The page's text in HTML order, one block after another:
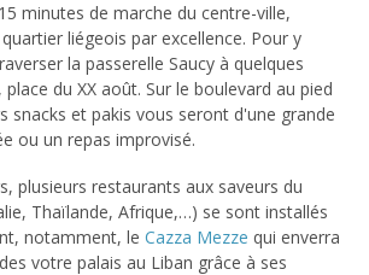
minutes de marche du centre-ville,
liégeois par excellence. Pour y
la passerelle Saucy à quelques
place du XX août. Sur le boulevard au pied
snacks et pakis vous seront d'une grande
ou un repas improvisé.
plusieurs restaurants aux saveurs du
Thaïlande, Afrique,…) se sont installés
notamment, le Cazza Mezze qui enverra
votre palais au Liban grâce à ses